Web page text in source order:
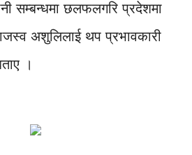
सम्बन्धमा छलफलगरि प्रदेशमा
अशुलिलाई थप प्रभावकारी
।